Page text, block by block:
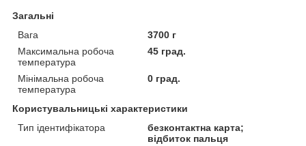
Загальні
Вага
3700 г
Максимальна робоча
температура
45 град.
Мінімальна робоча
температура
0 град.
Користувальницькі характеристики
Тип ідентифікатора
безконтактна карта;
відбиток пальця